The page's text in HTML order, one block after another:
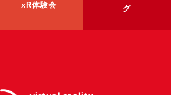
xR体験会
グ